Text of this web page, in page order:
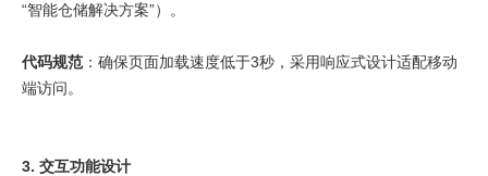
“智能仓储解决方案”）。
代码规范 ：确保页面加载速度低于3秒，采用响应式设计适配移动
端访问。
3. 交互功能设计